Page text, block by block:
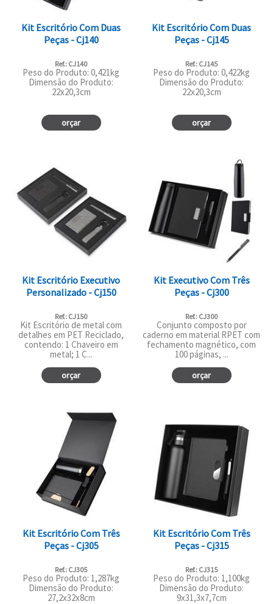
Kit Escritório Com Duas
Peças - Cj140
Ref.: CJ140
Peso do Produto: 0,421kg
Dimensão do Produto:
22x20,3cm
orçar
Kit Escritório Com Duas
Peças - Cj145
Ref.: CJ145
Peso do Produto: 0,422kg
Dimensão do Produto:
22x20,3cm
orçar
Kit Escritório Executivo
Personalizado - Cj150
Ref.: CJ150
Kit Escritório de metal com
detalhes em PET Reciclado,
contendo: 1 Chaveiro em
metal; 1 C...
orçar
Kit Executivo Com Três
Peças - Cj300
Ref.: CJ300
Conjunto composto por
caderno em material RPET com
fechamento magnético, com
100 páginas, ...
orçar
Kit Escritório Com Três
Peças - Cj305
Ref.: CJ305
Peso do Produto: 1,287kg
Dimensão do Produto:
27,2x32x8cm
Kit Escritório Com Três
Peças - Cj315
Ref.: CJ315
Peso do Produto: 1,100kg
Dimensão do Produto:
9x31,3x7,7cm